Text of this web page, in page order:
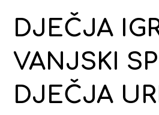
DJEČJA
VANJSKI
DJEČJA